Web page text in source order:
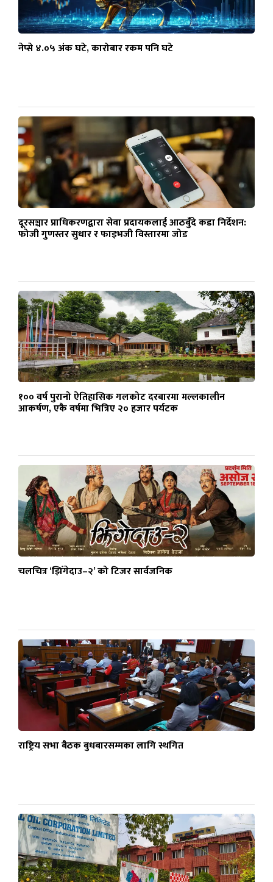
नेप्से ४.०५ अंक घटे, कारोबार रकम पनि घटे
दूरसञ्चार प्राधिकरणद्वारा सेवा प्रदायकलाई आठबुँदे कडा निर्देशन:
फोजी गुणस्तर सुधार र फाइभजी विस्तारमा जोड
१०० वर्ष पुरानो ऐतिहासिक गलकोट दरबारमा मल्लकालीन
आकर्षण, एकै वर्षमा भित्रिए २० हजार पर्यटक
चलचित्र ‘झिँगेदाउ–२’ को टिजर सार्वजनिक
राष्ट्रिय सभा बैठक बुधबारसम्मका लागि स्थगित